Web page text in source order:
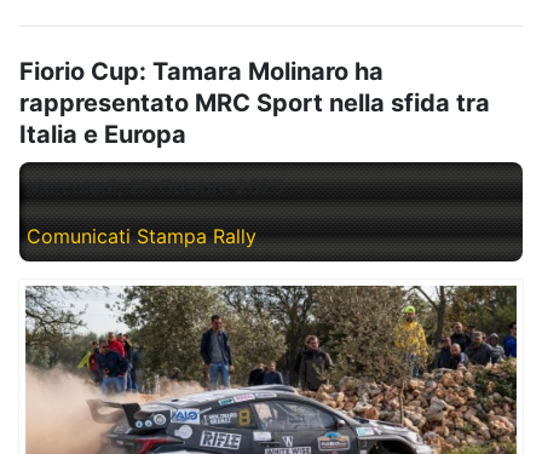
Fiorio Cup: Tamara Molinaro ha
rappresentato MRC Sport nella sfida tra
Italia e Europa
Mercoledì, 29 Ottobre 2025
Comunicati Stampa Rally